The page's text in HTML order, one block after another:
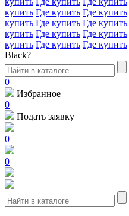
купить Где купить Где купить
купить Где купить Где купить
купить Где купить Где купить
купить Где купить Где купить
Black?
0
Избранное
0
Подать заявку
0
0